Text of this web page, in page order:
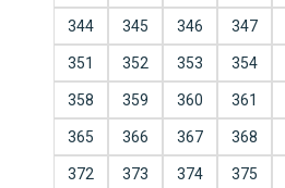
344 345 346 347
351 352 353 354
358 359 360 361
365 366 367 368
372 373 374 375